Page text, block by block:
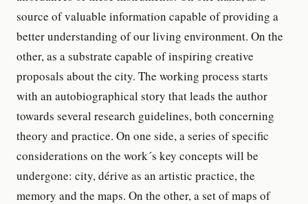
source of valuable information capable of providing a
better understanding of our living environment. On the
other, as a substrate capable of inspiring creative
proposals about the city. The working process starts
with an autobiographical story that leads the author
towards several research guidelines, both concerning
theory and practice. On one side, a series of specific
considerations on the work´s key concepts will be
undergone: city, dérive as an artistic practice, the
memory and the maps. On the other, a set of maps of